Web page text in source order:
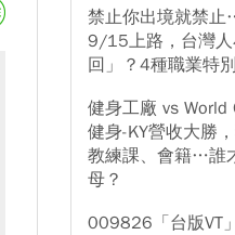
禁止你出境就禁
9/15上路，台灣
回」？4種職業特
健身工廠 vs World
健身-KY營收大勝
教練課、會籍…誰
母？
009826「台版VT